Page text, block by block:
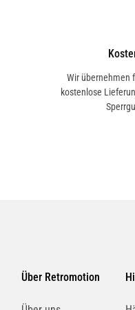
KOLBENSCHMIDT
Wir übernehmen
kostenlose
Über Retromotion